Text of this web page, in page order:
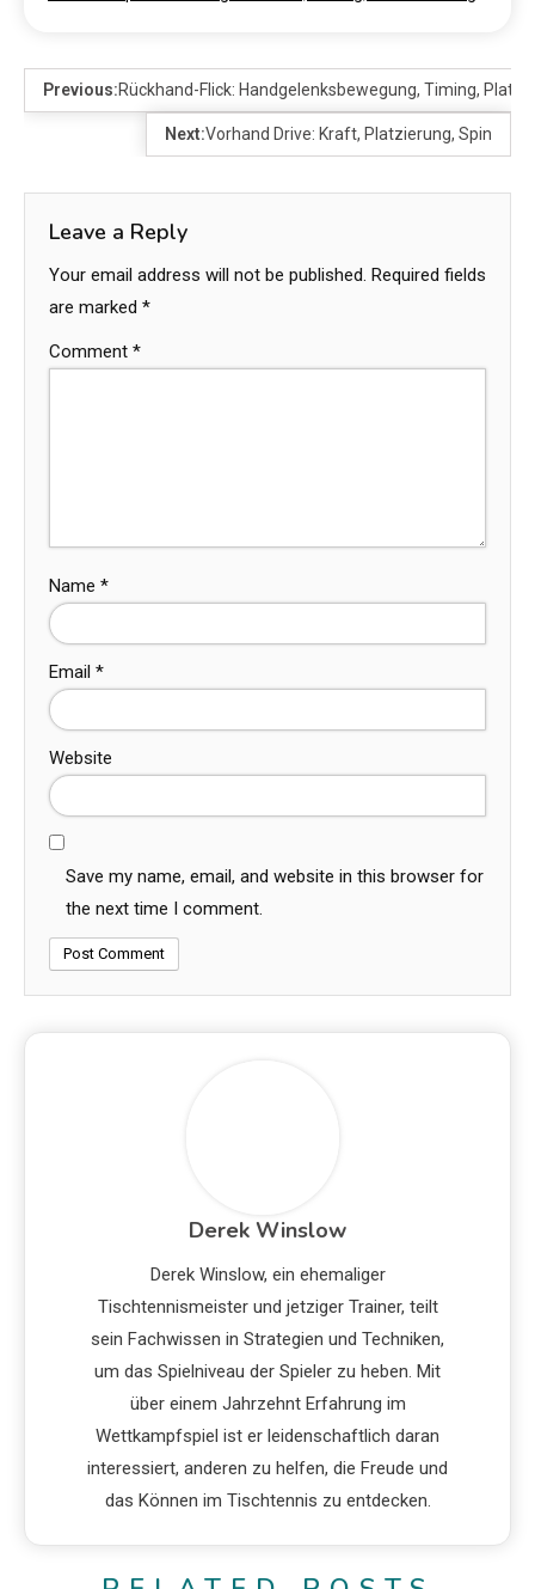
Previous:Rückhand-Flick: Handgelenksbewegung, Timing,
Next:Vorhand Drive: Kraft, Platzierung, Spin
Leave a Reply
Your email address will not be published. Required fields
are marked *
Comment *
Name *
Email *
Website
Save my name, email, and website in this browser for
the next time I comment.
Derek Winslow
Derek Winslow, ein ehemaliger
Tischtennismeister und jetziger Trainer, teilt
sein Fachwissen in Strategien und Techniken,
um das Spielniveau der Spieler zu heben. Mit
über einem Jahrzehnt Erfahrung im
Wettkampfspiel ist er leidenschaftlich daran
interessiert, anderen zu helfen, die Freude und
das Können im Tischtennis zu entdecken.